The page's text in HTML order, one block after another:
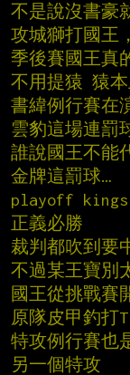
不是說沒書豪
攻城獅打國王
季後賽國王真
不用提猿 猿本
書緯例行賽在
雲豹這場連罰
誰說國王不能
金牌這罰球…
playoff kings
正義必勝
裁判都吹到要
不過某王寶別
國王從挑戰賽
原隊皮甲釣打T
特攻例行賽也
另一個特攻